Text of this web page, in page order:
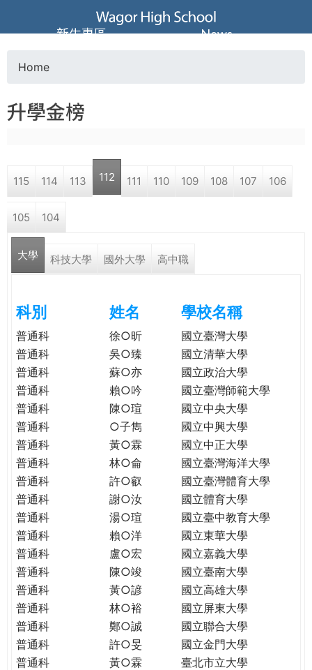
Jump to navigation
葳
格
高
學
格。
民。
WAGOR
TODAY
THE
WORLD
TOMORROW
o
a
r
e
e
r
e
Home
升學金榜
115 114 113 112 111 110 109 108 107 106
105 104
大學 科技大學 國外大學 高中職
科別 姓名 學校名稱
普通科 徐○昕
國立臺灣大學
普通科
吳○臻
國立清華大學
普通科
蘇○亦
國立政治大學
普通科
賴○吟
國立臺灣師範大學
普通科
陳○瑄
國立中央大學
普通科
○子雋
國立中興大學
普通科
黃○霖
國立中正大學
普通科
林○侖
國立臺灣海洋大學
普通科
許○叡
國立臺灣體育大學
普通科
謝○汝
國立體育大學
普通科
湯○瑄
國立臺中教育大學
普通科
賴○洋
國立東華大學
普通科
盧○宏
國立嘉義大學
普通科
陳○竣
國立臺南大學
普通科
黃○諺
國立高雄大學
普通科
林○裕
國立屏東大學
普通科
鄭○誠
國立聯合大學
普通科
許○旻
國立金門大學
普通科
黃○霖
臺北市立大學
新生專區 News